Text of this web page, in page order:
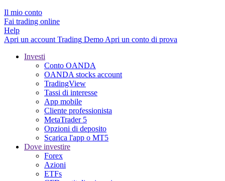
Il mio conto
Fai trading online
Help
Apri un account Trading Demo Apri un conto di prova
Investi
Conto OANDA
OANDA stocks account
TradingView
Tassi di interesse
App mobile
Cliente professionista
MetaTrader 5
Opzioni di deposito
Scarica l'app o MT5
Dove investire
Forex
Azioni
ETFs